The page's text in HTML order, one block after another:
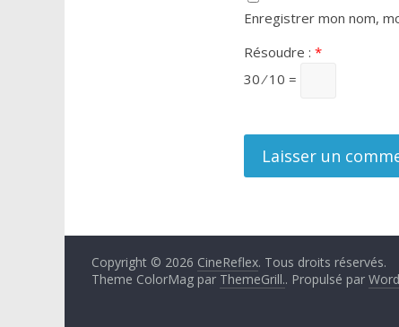
Enregistrer mon nom,
Résoudre : *
30 ⁄ 10 =
Copyright © 2026 CineReflex. Tous droits réservés.
Theme ColorMag par ThemeGrill.. Propulsé par